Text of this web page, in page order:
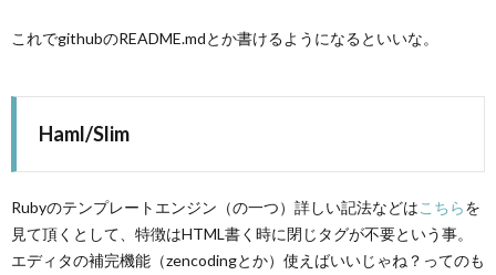
これでgithubのREADME.mdとか書けるようになるといいな。
Haml/Slim
Rubyのテンプレートエンジン（の一つ）詳しい記法などはこちらを
見て頂くとして、特徴はHTML書く時に閉じタグが不要という事。
エディタの補完機能（zencodingとか）使えばいいじゃね？ってのも